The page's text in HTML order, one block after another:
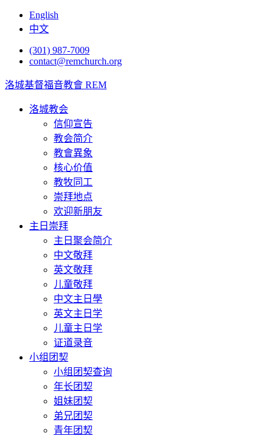
English
中文
(301) 987-7009
contact@remchurch.org
洛城基督福音教會 REM
洛城教会
信仰宣告
教会简介
教會異象
核心价值
教牧同工
崇拜地点
欢迎新朋友
主日崇拜
主日聚会简介
中文敬拜
英文敬拜
儿童敬拜
中文主日學
英文主日学
儿童主日学
证道录音
小组团契
小组团契查询
年长团契
姐妹团契
弟兄团契
青年团契